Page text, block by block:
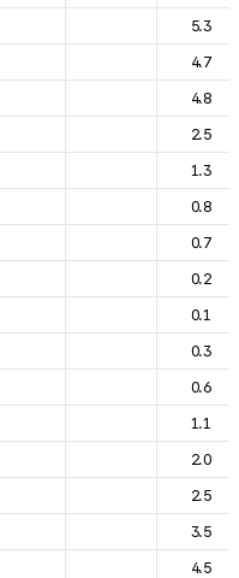
5.3
4.7
4.8
2.5
1.3
0.8
0.7
0.2
0.1
0.3
0.6
1.1
2.0
2.5
3.5
4.5